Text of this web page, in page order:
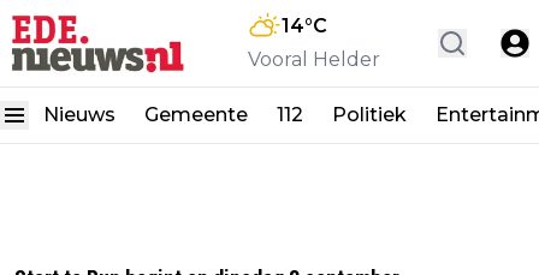
14°C
Vooral Helder
Nieuws Gemeente 112 Politiek